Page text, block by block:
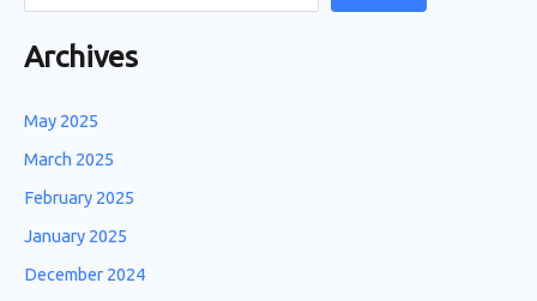
Archives
May 2025
March 2025
February 2025
January 2025
December 2024